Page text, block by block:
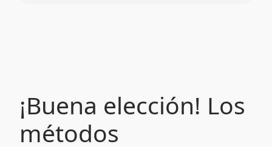
¡Buena elección! Los
métodos